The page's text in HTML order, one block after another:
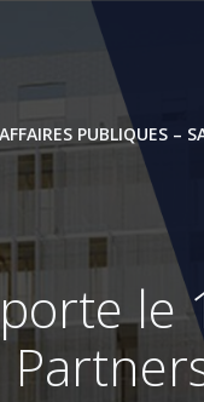
PUBLIQUES –
le